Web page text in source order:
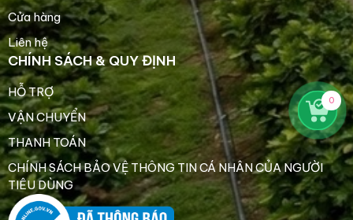
Cửa hàng
Liên hệ
CHÍNH SÁCH & QUY ĐỊNH
HỖ TRỢ
VẬN CHUYỂN
THANH TOÁN
CHÍNH SÁCH BẢO VỆ THÔNG TIN CÁ NHÂN CỦA NGƯỜI
TIÊU DÙNG
0